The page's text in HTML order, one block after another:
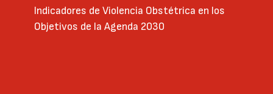
Indicadores de Violencia Obstétrica en los
Objetivos de la Agenda 2030